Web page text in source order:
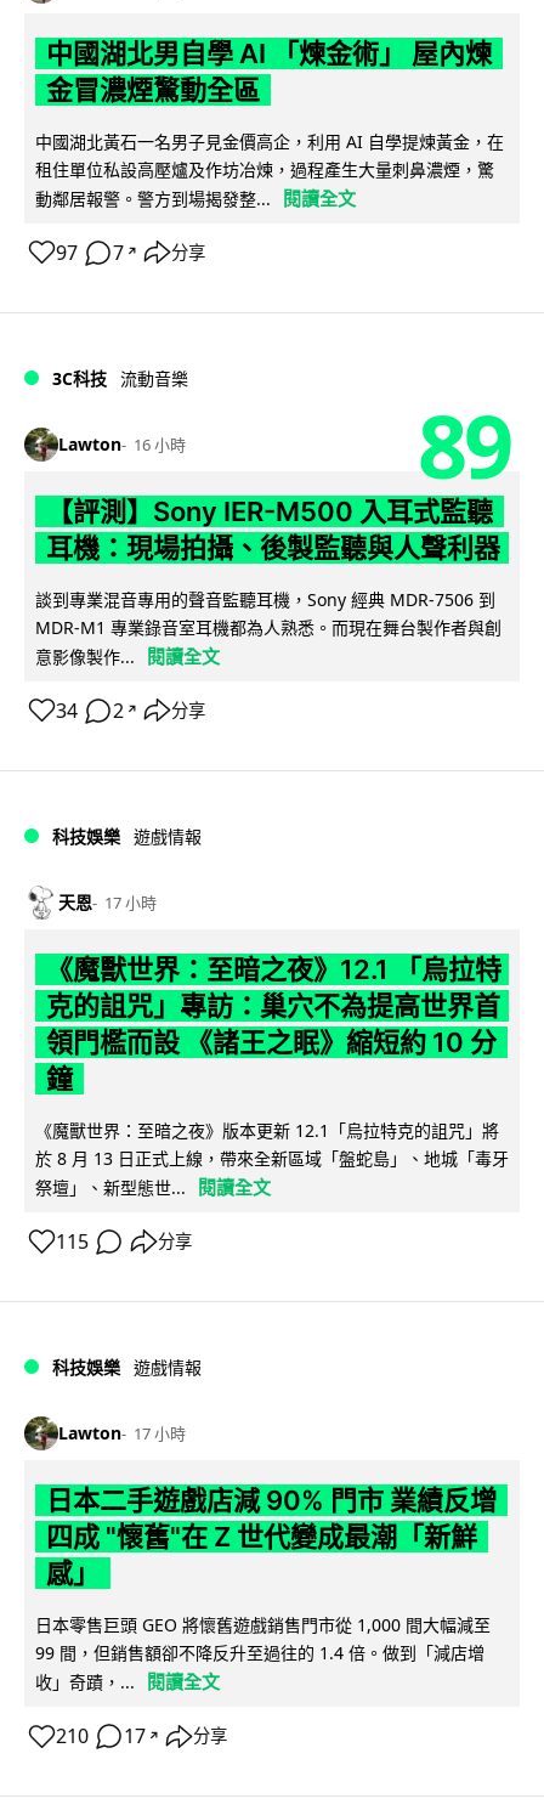
中國湖北男自學 AI 「煉金術」 屋內煉
金冒濃煙驚動全區
中國湖北黃石一名男子見金價高企，利用 AI 自學提煉黃金，在
租住單位私設高壓爐及作坊冶煉，過程產生大量刺鼻濃煙，驚
動鄰居報警。警方到場揭發整...
閱讀全文
97 7 ↗ 分享
3C科技 流動音樂
Lawton 16 小時 89
【評測】Sony IER-M500 入耳式監聽
耳機：現場拍攝、後製監聽與人聲利器
談到專業混音專用的聲音監聽耳機，Sony 經典 MDR-7506 到
MDR-M1 專業錄音室耳機都為人熟悉。而現在舞台製作者與創
意影像製作...
閱讀全文
34 2 ↗ 分享
科技娛樂 遊戲情報
天恩 17 小時
《魔獸世界：至暗之夜》12.1 「烏拉特
克的詛咒」專訪：巢穴不為提高世界首
領門檻而設 《諸王之眠》縮短約 10 分
鐘
《魔獸世界：至暗之夜》版本更新 12.1「烏拉特克的詛咒」將
於 8 月 13 日正式上線，帶來全新區域「盤蛇島」、地城「毒牙
祭壇」、新型態世...
閱讀全文
115 分享
科技娛樂 遊戲情報
Lawton 17 小時
日本二手遊戲店減 90% 門市 業績反增
四成 "懷舊"在 Z 世代變成最潮「新鮮
感」
日本零售巨頭 GEO 將懷舊遊戲銷售門市從 1,000 間大幅減至
99 間，但銷售額卻不降反升至過往的 1.4 倍。做到「減店增
收」奇蹟，...
閱讀全文
210 17 ↗ 分享